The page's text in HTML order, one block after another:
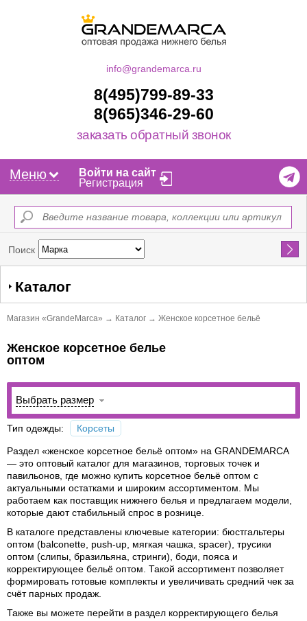
info@grandemarca.ru
8(495)799-89-33
8(965)346-29-60
заказать обратный звонок
Меню
Войти на сайт
Регистрация
Поиск Найти
Каталог
Магазин «GrandeMarca» → Каталог → Женское корсетное бельё
Женское корсетное белье
оптом
Выбрать размер
Тип одежды: Корсеты
Раздел «женское корсетное бельё оптом» на GRANDEMARCA
— это оптовый каталог для магазинов, торговых точек и
павильонов, где можно купить корсетное бельё оптом с
актуальными остатками и широким ассортиментом. Мы
работаем как поставщик нижнего белья и предлагаем модели,
которые дают стабильный спрос в рознице.
В каталоге представлены ключевые категории: бюстгальтеры
оптом (balconette, push-up, мягкая чашка, spacer), трусики
оптом (слипы, бразильяна, стринги), боди , пояса и
корректирующее бельё оптом . Такой ассортимент позволяет
формировать готовые комплекты и увеличивать средний чек за
счёт парных продаж.
Также вы можете перейти в раздел корректирующего белья